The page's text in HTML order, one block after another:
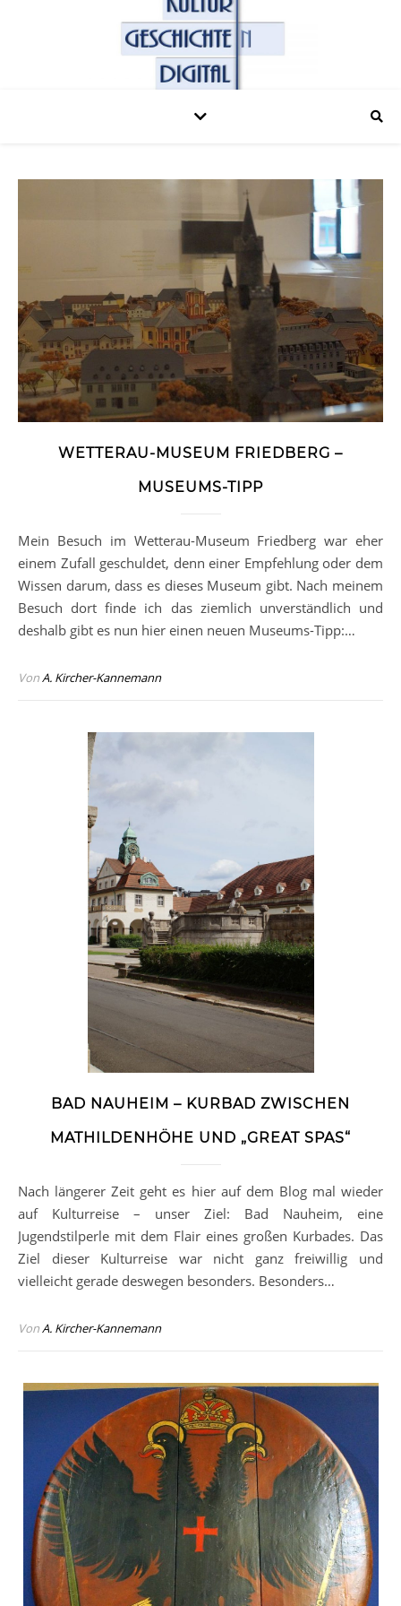
WETTERAU-MUSEUM FRIEDBERG –
MUSEUMS-TIPP
Mein Besuch im Wetterau-Museum Friedberg war eher
einem Zufall geschuldet, denn einer Empfehlung oder dem
Wissen darum, dass es dieses Museum gibt. Nach meinem
Besuch dort finde ich das ziemlich unverständlich und
deshalb gibt es nun hier einen neuen Museums-Tipp:…
VonA. Kircher-Kannemann
BAD NAUHEIM – KURBAD ZWISCHEN
MATHILDENHÖHE UND „GREAT SPAS“
Nach längerer Zeit geht es hier auf dem Blog mal wieder
auf Kulturreise – unser Ziel: Bad Nauheim, eine
Jugendstilperle mit dem Flair eines großen Kurbades. Das
Ziel dieser Kulturreise war nicht ganz freiwillig und
vielleicht gerade deswegen besonders. Besonders…
VonA. Kircher-Kannemann